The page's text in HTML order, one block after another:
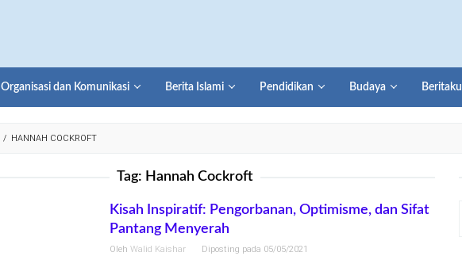
Organisasi dan Komunikasi Berita Islami Pendidikan Budaya Beritaku
/ HANNAH COCKROFT
Tag: Hannah Cockroft
Kisah Inspiratif: Pengorbanan, Optimisme, dan Sifat
Pantang Menyerah
Oleh Walid Kaishar Diposting pada 05/05/2021